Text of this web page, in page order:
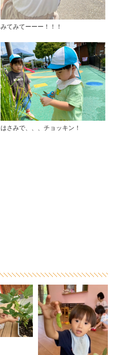
みてみてーーー！！！
はさみで、、、チョッキン！